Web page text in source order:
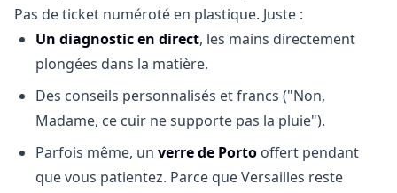
Pas de ticket numéroté en plastique. Juste :
Un diagnostic en direct, les mains directement
plongées dans la matière.
Des conseils personnalisés et francs ("Non,
Madame, ce cuir ne supporte pas la pluie").
Parfois même, un verre de Porto offert pendant
que vous patientez. Parce que Versailles reste